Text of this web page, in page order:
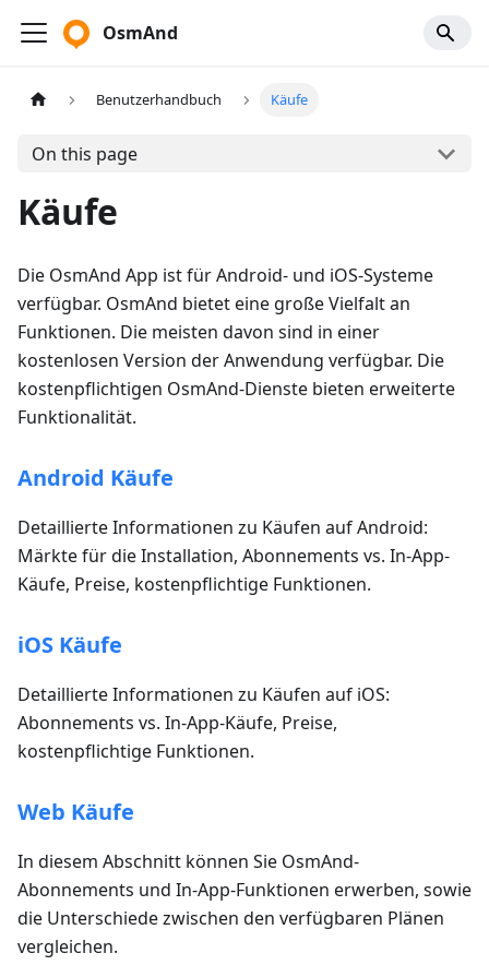
OsmAnd
Benutzerhandbuch Käufe
On this page
Käufe
Die OsmAnd App ist für Android- und iOS-Systeme
verfügbar. OsmAnd bietet eine große Vielfalt an
Funktionen. Die meisten davon sind in einer
kostenlosen Version der Anwendung verfügbar. Die
kostenpflichtigen OsmAnd-Dienste bieten erweiterte
Funktionalität.
Android Käufe
Detaillierte Informationen zu Käufen auf Android:
Märkte für die Installation, Abonnements vs. In-App-
Käufe, Preise, kostenpflichtige Funktionen.
iOS Käufe
Detaillierte Informationen zu Käufen auf iOS:
Abonnements vs. In-App-Käufe, Preise,
kostenpflichtige Funktionen.
Web Käufe
In diesem Abschnitt können Sie OsmAnd-
Abonnements und In-App-Funktionen erwerben, sowie
die Unterschiede zwischen den verfügbaren Plänen
vergleichen.